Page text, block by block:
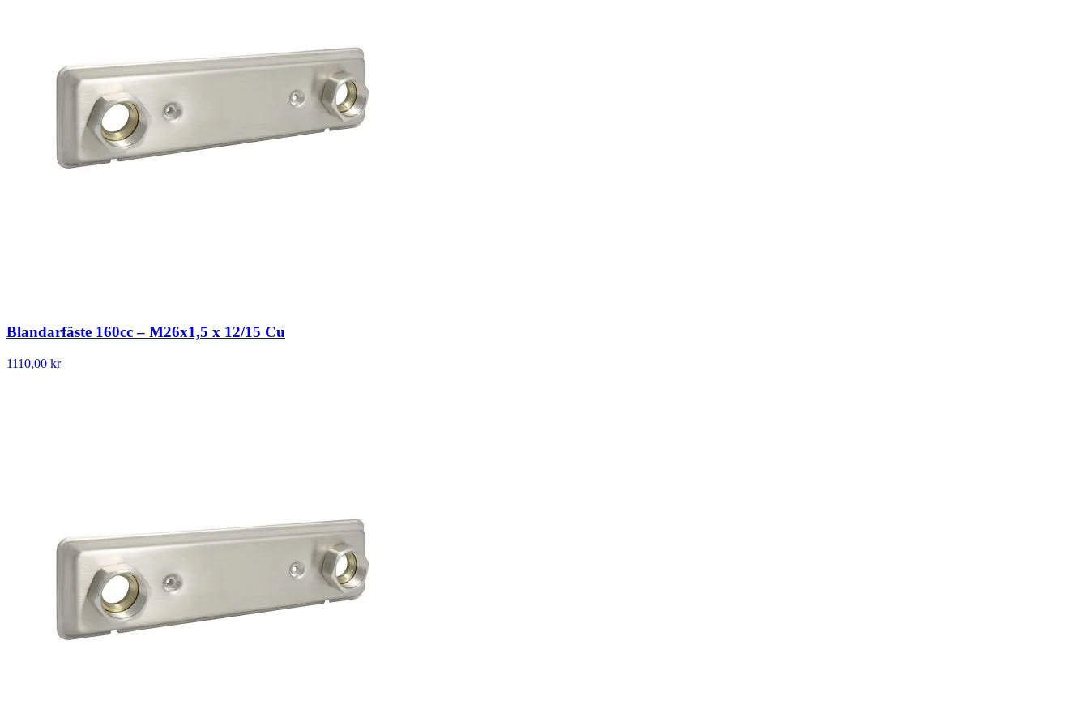
Blandarfäste 160cc – M26x1,5 x 12/15 Cu
1110,00 kr